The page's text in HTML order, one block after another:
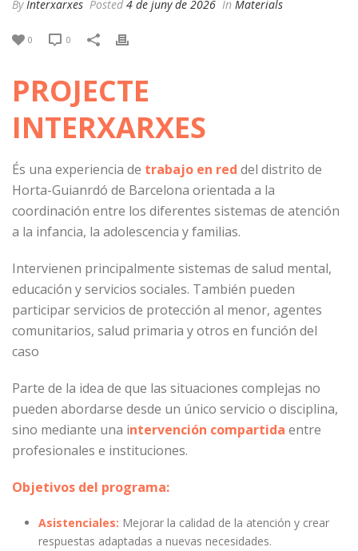
ByInterxarxes Posted 4 de juny de 2026 In Materials
0 0
PROJECTE
INTERXARXES
És una experiencia de trabajo en red del distrito de
Horta-Guianrdó de Barcelona orientada a la
coordinación entre los diferentes sistemas de atención
a la infancia, la adolescencia y familias.
Intervienen principalmente sistemas de salud mental,
educación y servicios sociales. También pueden
participar servicios de protección al menor, agentes
comunitarios, salud primaria y otros en función del
caso
Parte de la idea de que las situaciones complejas no
pueden abordarse desde un único servicio o disciplina,
sino mediante una intervención compartida entre
profesionales e instituciones.
Objetivos del programa:
Asistenciales: Mejorar la calidad de la atención y crear
respuestas adaptadas a nuevas necesidades.